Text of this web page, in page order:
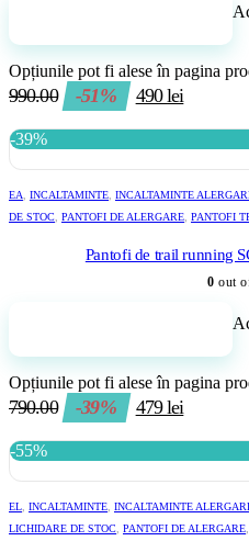
Opțiunile pot fi alese în pagina
990.00 -51% 490lei
-39%
EA INCALTAMINTE INCALTAMINTE
DE STOC PANTOFI DE ALERGARE PANTOFI
Pantofi de trail running
0 out
Opțiunile pot fi alese în pagina
790.00 -39% 479lei
-55%
EL INCALTAMINTE INCALTAMINTE
LICHIDARE DE STOC PANTOFI DE ALERGARE